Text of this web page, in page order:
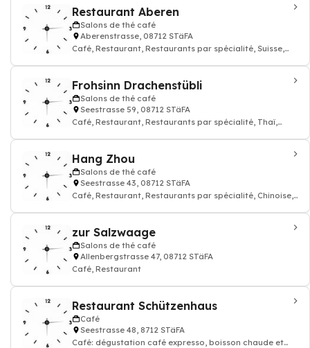
Restaurant Aberen
Salons de thé café
Aberenstrasse, 08712 STäFA
Café, Restaurant, Restaurants par spécialité, Suisse,
Frohsinn Drachenstübli
Salons de thé café
Seestrasse 59, 08712 STäFA
Café, Restaurant, Restaurants par spécialité, Thaï,
Hang Zhou
Salons de thé café
Seestrasse 43, 08712 STäFA
Café, Restaurant, Restaurants par spécialité, Chinoise,
zur Salzwaage
Salons de thé café
Allenbergstrasse 47, 08712 STäFA
Café, Restaurant
Restaurant Schützenhaus
Café
Seestrasse 48, 8712 STäFA
Café: dégustation café expresso, boisson chaude et